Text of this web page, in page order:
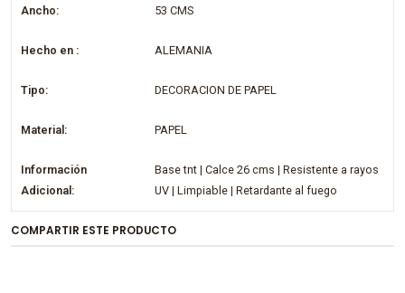
Ancho: 53 CMS
Hecho en : ALEMANIA
Tipo: DECORACION DE PAPEL
Material: PAPEL
Información
Adicional:
Base tnt | Calce 26 cms | Resistente a rayos
UV | Limpiable | Retardante al fuego
COMPARTIR ESTE PRODUCTO